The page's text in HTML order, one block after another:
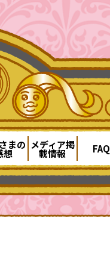
まの
想
メディア掲
載情報 FAQ